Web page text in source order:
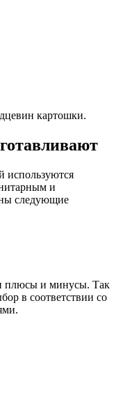
картошки.
используются
и
следующие
плюсы и минусы. Так
в соответствии со